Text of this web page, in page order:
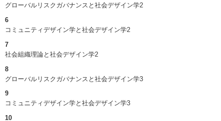
グローバルリスクガバナンスと社会デザイン学2
6
コミュニティデザイン学と社会デザイン学2
7
社会組織理論と社会デザイン学2
8
グローバルリスクガバナンスと社会デザイン学3
9
コミュニティデザイン学と社会デザイン学3
10